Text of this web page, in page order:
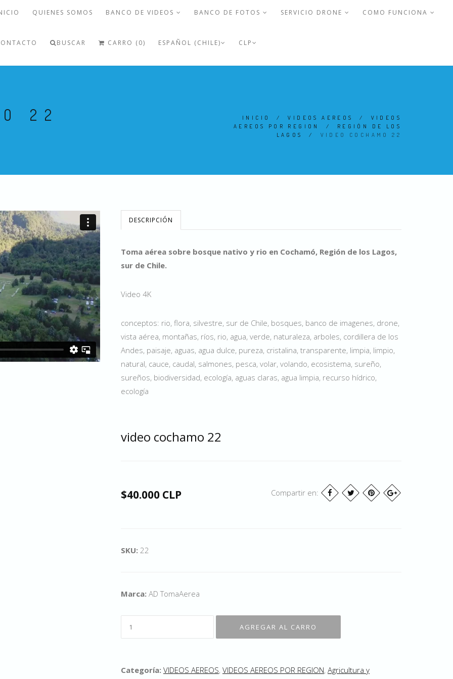
QUIENES SOMOS BANCO DE VIDEOS BANCO DE FOTOS SERVICIO DRONE COMO FUNCIONA
BUSCAR CARRO (0) ESPAÑOL (CHILE) CLP
22 INICIO /VIDEOS AEREOS / VIDEOS
AEREOS POR REGION
/ REGIÓN DE LOS
LAGOS
/ VIDEO COCHAMO 22
DESCRIPCIÓN
Toma aérea sobre bosque nativo y rio en Cochamó, Región de los Lagos,
sur de Chile.
Video 4K
conceptos: rio, flora, silvestre, sur de Chile, bosques, banco de imagenes, drone,
vista aérea, montañas, ríos, rio, agua, verde, naturaleza, arboles, cordillera de los
Andes, paisaje, aguas, agua dulce, pureza, cristalina, transparente, limpia, limpio,
natural, cauce, caudal, salmones, pesca, volar, volando, ecosistema, sureño,
sureños, biodiversidad, ecología, aguas claras, agua limpia, recurso hídrico,
ecología
video cochamo 22
$40.000 CLP Compartir en:
SKU: 22
Marca: AD TomaAerea
Categoría: VIDEOS AEREOS, VIDEOS AEREOS POR REGION, Agricultura y